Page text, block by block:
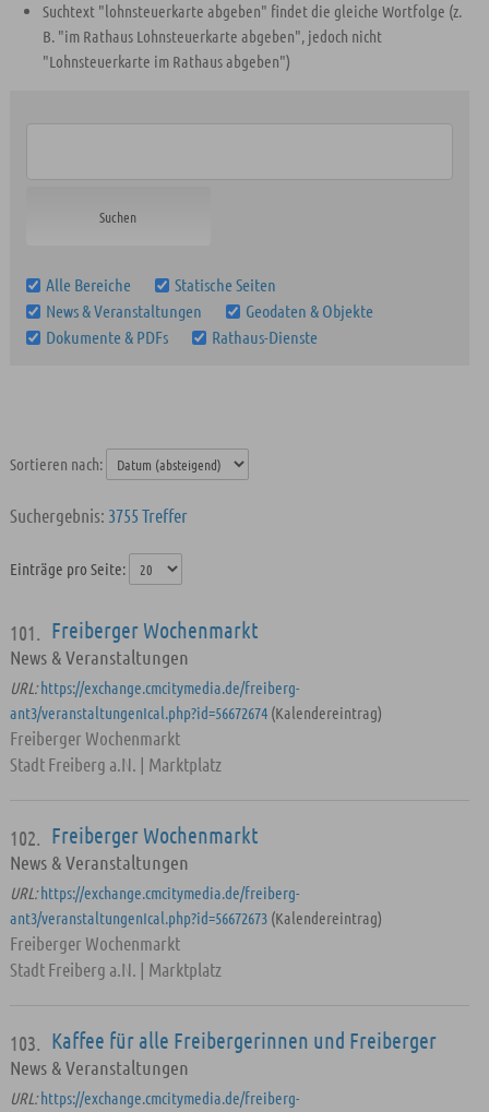
Suchtext "lohnsteuerkarte abgeben" findet die gleiche Wortfolge (z.
B. "im Rathaus Lohnsteuerkarte abgeben", jedoch nicht
"Lohnsteuerkarte im Rathaus abgeben")
Alle Bereiche
Statische Seiten
News & Veranstaltungen
Geodaten & Objekte
Dokumente & PDFs
Rathaus-Dienste
Sortieren nach:
3755 Treffer
Einträge pro Seite:
101. Freiberger Wochenmarkt
News & Veranstaltungen
URL: https://exchange.cmcitymedia.de/freiberg-
ant3/veranstaltungenIcal.php?id=56672674(Kalendereintrag)
Freiberger Wochenmarkt
Stadt Freiberg a.N. | Marktplatz
102. Freiberger Wochenmarkt
News & Veranstaltungen
URL: https://exchange.cmcitymedia.de/freiberg-
ant3/veranstaltungenIcal.php?id=56672673(Kalendereintrag)
Freiberger Wochenmarkt
Stadt Freiberg a.N. | Marktplatz
103. Kaffee für alle Freibergerinnen und Freiberger
News & Veranstaltungen
URL: https://exchange.cmcitymedia.de/freiberg-